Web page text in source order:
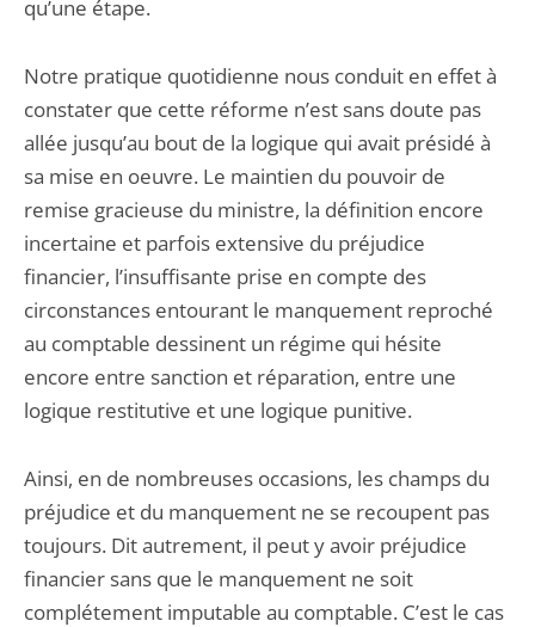
qu’une étape.
Notre pratique quotidienne nous conduit en effet à
constater que cette réforme n’est sans doute pas
allée jusqu’au bout de la logique qui avait présidé à
sa mise en oeuvre. Le maintien du pouvoir de
remise gracieuse du ministre, la définition encore
incertaine et parfois extensive du préjudice
financier, l’insuffisante prise en compte des
circonstances entourant le manquement reproché
au comptable dessinent un régime qui hésite
encore entre sanction et réparation, entre une
logique restitutive et une logique punitive.
Ainsi, en de nombreuses occasions, les champs du
préjudice et du manquement ne se recoupent pas
toujours. Dit autrement, il peut y avoir préjudice
financier sans que le manquement ne soit
complétement imputable au comptable. C’est le cas